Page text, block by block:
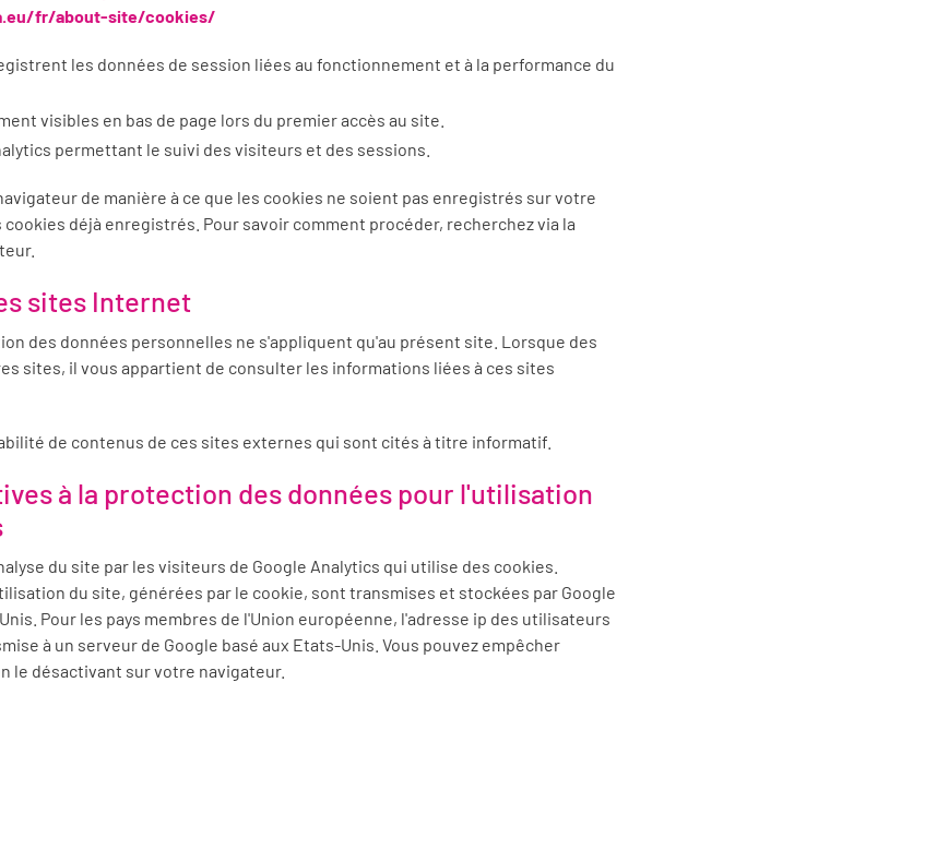
fr/about-site/cookies/
les données de session liées au fonctionnement et à la performance du
visibles en bas de page lors du premier accès au site.
permettant le suivi des visiteurs et des sessions.
de manière à ce que les cookies ne soient pas enregistrés sur votre
déjà enregistrés. Pour savoir comment procéder, recherchez via la
sites Internet
des données personnelles ne s'appliquent qu'au présent site. Lorsque des
sites, il vous appartient de consulter les informations liées à ces sites
de contenus de ces sites externes qui sont cités à titre informatif.
à la protection des données pour l'utilisation
du site par les visiteurs de Google Analytics qui utilise des cookies.
du site, générées par le cookie, sont transmises et stockées par Google
Pour les pays membres de l'Union européenne, l'adresse ip des utilisateurs
à un serveur de Google basé aux Etats-Unis. Vous pouvez empêcher
le désactivant sur votre navigateur.